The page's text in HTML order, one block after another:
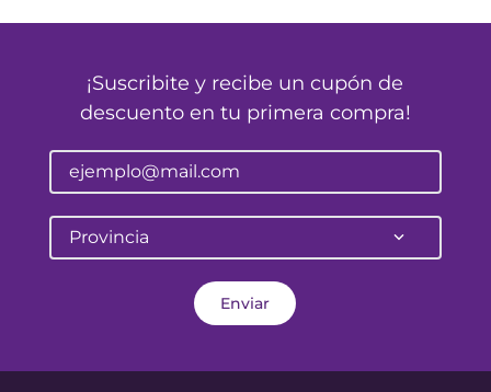
¡Suscribite y recibe un cupón de
descuento en tu primera compra!
Provincia
Enviar